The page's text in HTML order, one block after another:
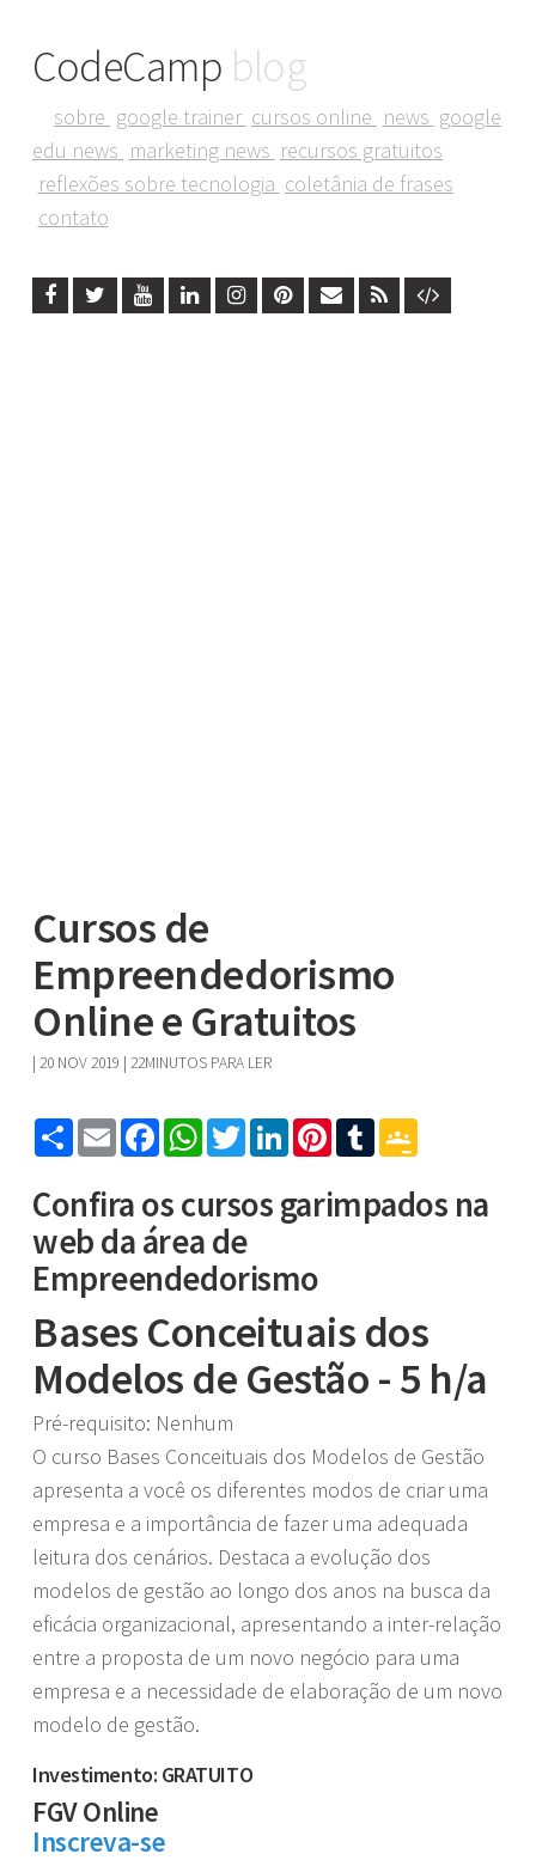
CodeCamp blog
sobre google trainer cursos online news google
edu news marketing news recursos gratuitos
reflexões sobre tecnologia coletânia de frases
contato
Cursos de
Empreendedorismo
Online e Gratuitos
| 20 NOV 2019 | 22MINUTOS PARA LER
ShareEmailFacebookWhatsApp
TwitterLinkedInPinterest
Tumblr
Confira os cursos garimpados na
web da área de
Empreendedorismo
Bases Conceituais dos
Modelos de Gestão - 5 h/a
Pré-requisito: Nenhum
O curso Bases Conceituais dos Modelos de Gestão
apresenta a você os diferentes modos de criar uma
empresa e a importância de fazer uma adequada
leitura dos cenários. Destaca a evolução dos
modelos de gestão ao longo dos anos na busca da
eficácia organizacional, apresentando a inter-relação
entre a proposta de um novo negócio para uma
empresa e a necessidade de elaboração de um novo
modelo de gestão.
Investimento: GRATUITO
FGV Online
Inscreva-se